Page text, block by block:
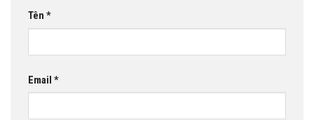
Tên *
Email *